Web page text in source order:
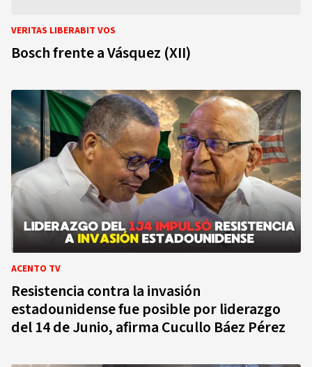
VERITAS LIBERABIT VOS
Bosch frente a Vásquez (XII)
ACENTO TV
Resistencia contra la invasión
estadounidense fue posible por liderazgo
del 14 de Junio, afirma Cucullo Báez Pérez